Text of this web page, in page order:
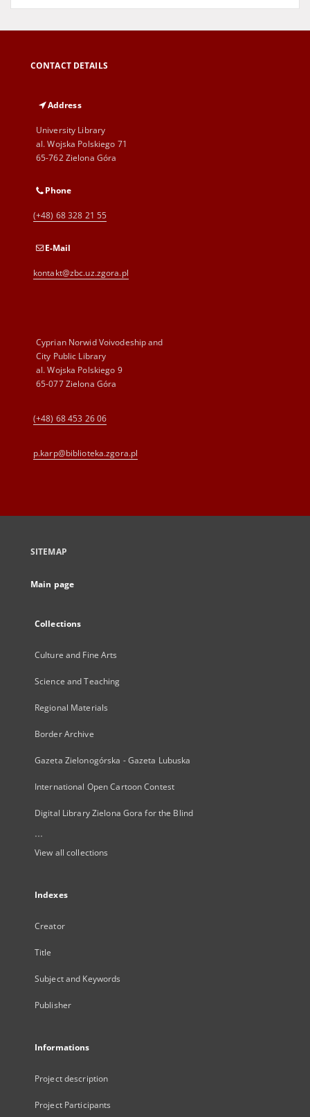
CONTACT DETAILS
Address
University Library
al. Wojska Polskiego 71
65-762 Zielona Góra
Phone
(+48) 68 328 21 55
E-Mail
kontakt@zbc.uz.zgora.pl
Cyprian Norwid Voivodeship and
City Public Library
al. Wojska Polskiego 9
65-077 Zielona Góra
(+48) 68 453 26 06
p.karp@biblioteka.zgora.pl
SITEMAP
Main page
Collections
Culture and Fine Arts
Science and Teaching
Regional Materials
Border Archive
Gazeta Zielonogórska - Gazeta Lubuska
International Open Cartoon Contest
Digital Library Zielona Gora for the Blind
...
View all collections
Indexes
Creator
Title
Subject and Keywords
Publisher
Informations
Project description
Project Participants